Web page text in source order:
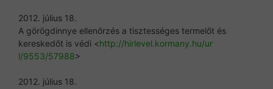
2012. július 18.
A görögdinnye ellenőrzés a tisztességes termelőt és
kereskedőt is védi <http://hirlevel.kormany.hu/ur
l/9553/57988>
2012. július 18.